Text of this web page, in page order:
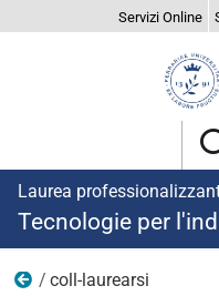
Servizi Online
Laurea
Tecnologie per
Laurearsi
coll-laurearsi